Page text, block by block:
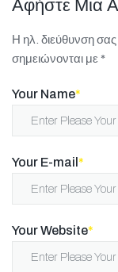
Αφήστε Μια
Η ηλ. διεύθυνση σας
σημειώνονται με*
Your Name*
Your E-mail *
Your Website*